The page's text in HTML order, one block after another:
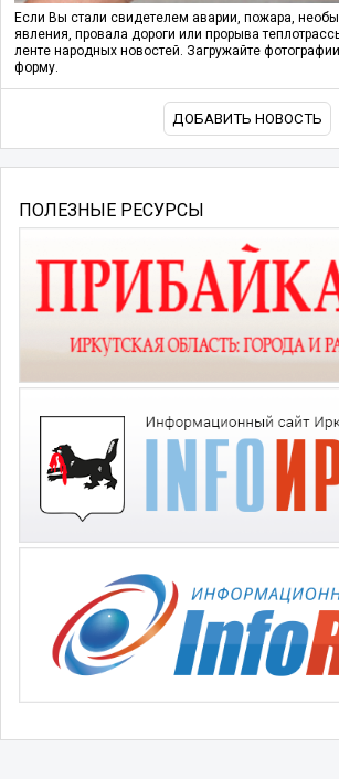
Если Вы стали свидетелем аварии, пожара,
явления, провала дороги или прорыва
ленте народных новостей. Загружайте
форму.
ДОБАВИТЬ НОВОСТЬ
ПОЛЕЗНЫЕ РЕСУРСЫ